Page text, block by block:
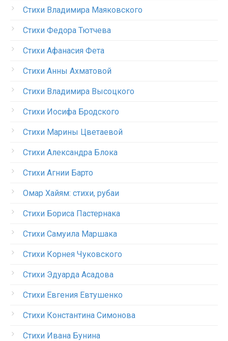
Стихи Владимира Маяковского
Стихи Федора Тютчева
Стихи Афанасия Фета
Стихи Анны Ахматовой
Стихи Владимира Высоцкого
Стихи Иосифа Бродского
Стихи Марины Цветаевой
Стихи Александра Блока
Стихи Агнии Барто
Омар Хайям: стихи, рубаи
Стихи Бориса Пастернака
Стихи Самуила Маршака
Стихи Корнея Чуковского
Стихи Эдуарда Асадова
Стихи Евгения Евтушенко
Стихи Константина Симонова
Стихи Ивана Бунина